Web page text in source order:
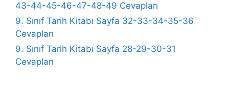
43-44-45-46-47-48-49 Cevapları
9. Sınıf Tarih Kitabı Sayfa 32-33-34-35-36
Cevapları
9. Sınıf Tarih Kitabı Sayfa 28-29-30-31
Cevapları